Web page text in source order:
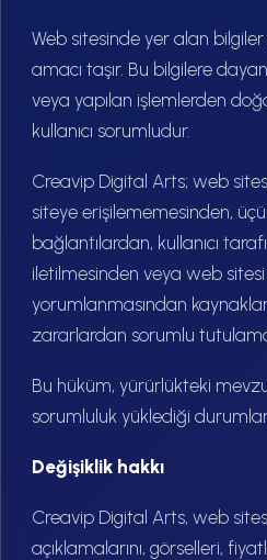
Web sitesinde yer alan
amacı taşır. Bu bilgilere
veya yapılan işlemlerden
kullanıcı sorumludur.
Creavip Digital Arts; web
siteye erişilememesinden,
bağlantılardan, kullanıcı
iletilmesinden veya web
yorumlanmasından
zararlardan sorumlu
Bu hüküm, yürürlükteki
sorumluluk yüklediği
Değişiklik hakkı
Creavip Digital Arts, web
açıklamalarını, görselleri,